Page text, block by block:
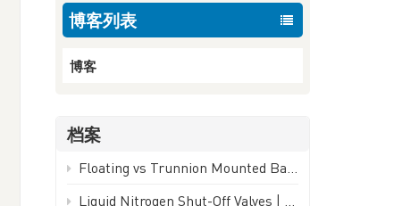
博客列表
博客
档案
Floating vs Trunnion Mounted Ball Valves: How to Choose - GEKO Valve
Liquid Nitrogen Shut-Off Valves | -196°C Cryogenic Isolation Valve - GEKO Valve